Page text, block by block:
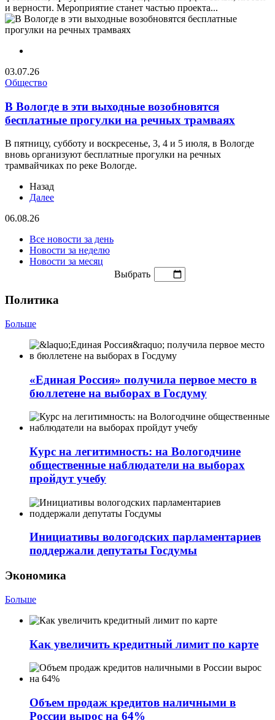
и верности. Мероприятие станет частью проекта...
03.07.26
Общество
В Вологде в эти выходные возобновятся
бесплатные прогулки на речных трамваях
В пятницу, субботу и воскресенье, 3, 4 и 5 июля, в Вологде
вновь организуют бесплатные прогулки на речных
трамвайчиках по реке Вологде.
Назад
Далее
06.08.26
Все новости за день
Новости за неделю
Новости за месяц
Выбрать
Политика
Больше
«Единая Россия» получила первое место в
бюллетене на выборах в Госдуму
Курс на легитимность: на Вологодчине
общественные наблюдатели на выборах
пройдут учебу
Инициативы вологодских парламентариев
поддержали депутаты Госдумы
Экономика
Больше
Как увеличить кредитный лимит по карте
Объем продаж кредитов наличными в
России вырос на 64%